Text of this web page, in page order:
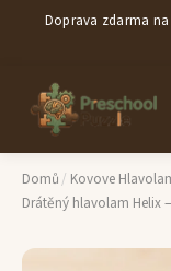
Doprava zdarma
Domů / Kovove
Drátěný hlavolam Helix